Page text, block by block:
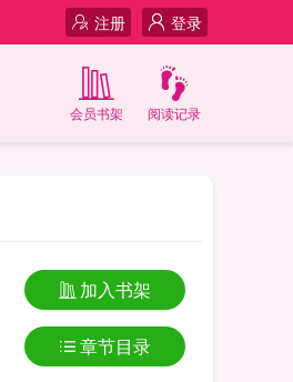
登录
注册
阅读记录
会员书架
加入书架
章节目录